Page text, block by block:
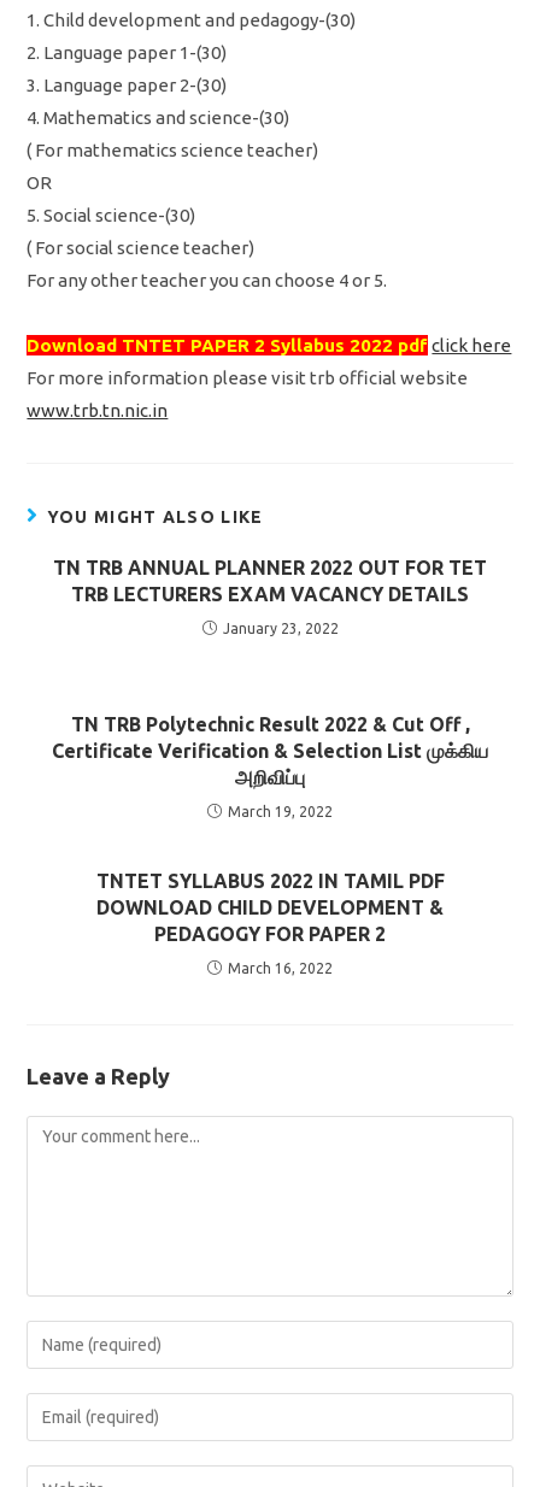
1. Child development and pedagogy-(30)
2. Language paper 1-(30)
3. Language paper 2-(30)
4. Mathematics and science-(30)
( For mathematics science teacher)
OR
5. Social science-(30)
( For social science teacher)
For any other teacher you can choose 4 or 5.
Download TNTET PAPER 2 Syllabus 2022 pdf click here
For more information please visit trb official website
www.trb.tn.nic.in
YOU MIGHT ALSO LIKE
TN TRB ANNUAL PLANNER 2022 OUT FOR TET
TRB LECTURERS EXAM VACANCY DETAILS
January 23, 2022
TN TRB Polytechnic Result 2022 & Cut Off ,
Certificate Verification & Selection List முக்கிய
அறிவிப்பு
March 19, 2022
TNTET SYLLABUS 2022 IN TAMIL PDF
DOWNLOAD CHILD DEVELOPMENT &
PEDAGOGY FOR PAPER 2
March 16, 2022
Leave a Reply
Comment
Enter
your
name
Enter
your
email
Enter